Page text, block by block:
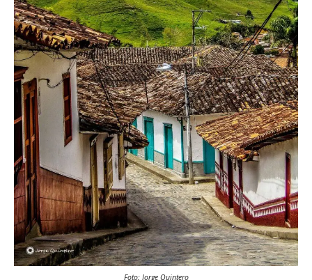
Foto: Jorge Quintero